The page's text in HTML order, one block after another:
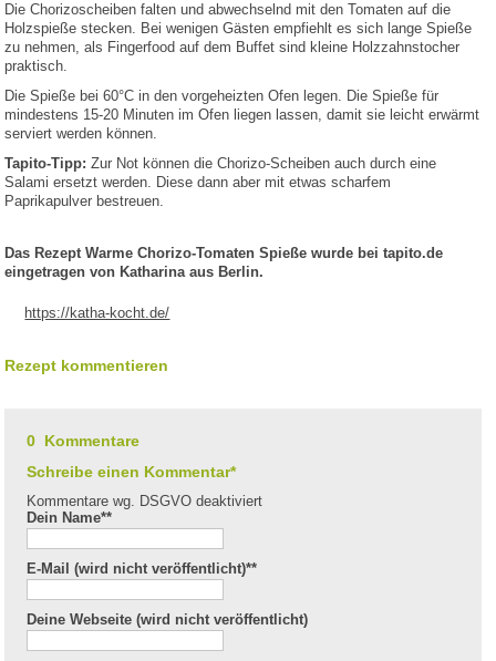
Die Chorizoscheiben falten und abwechselnd mit den Tomaten auf die
Holzspieße stecken. Bei wenigen Gästen empfiehlt es sich lange Spieße
zu nehmen, als Fingerfood auf dem Buffet sind kleine Holzzahnstocher
praktisch.
Die Spieße bei 60°C in den vorgeheizten Ofen legen. Die Spieße für
mindestens 15-20 Minuten im Ofen liegen lassen, damit sie leicht erwärmt
serviert werden können.
Tapito-Tipp: Zur Not können die Chorizo-Scheiben auch durch eine
Salami ersetzt werden. Diese dann aber mit etwas scharfem
Paprikapulver bestreuen.
Das Rezept Warme Chorizo-Tomaten Spieße wurde bei tapito.de
eingetragen von Katharina aus Berlin.
https://katha-kocht.de/
Rezept kommentieren
0 Kommentare
Schreibe einen Kommentar*
Kommentare wg. DSGVO deaktiviert
Dein Name**
E-Mail (wird nicht veröffentlicht)**
Deine Webseite (wird nicht veröffentlicht)